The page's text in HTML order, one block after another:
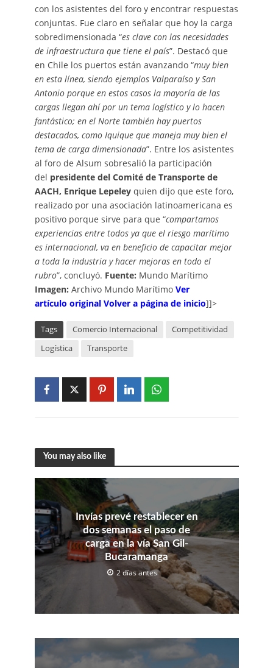
con los asistentes del foro y encontrar respuestas
conjuntas. Fue claro en señalar que hoy la carga
sobredimensionada “es clave con las necesidades
de infraestructura que tiene el país”. Destacó que
en Chile los puertos están avanzando “muy bien
en esta línea, siendo ejemplos Valparaíso y San
Antonio porque en estos casos la mayoría de las
cargas llegan ahí por un tema logístico y lo hacen
fantástico; en el Norte también hay puertos
destacados, como Iquique que maneja muy bien el
tema de carga dimensionada”. Entre los asistentes
al foro de Alsum sobresalió la participación
del presidente del Comité de Transporte de
AACH, Enrique Lepeleyquien dijo que este foro,
realizado por una asociación latinoamericana es
positivo porque sirve para que “compartamos
experiencias entre todos ya que el riesgo marítimo
es internacional, va en beneficio de capacitar mejor
a toda la industria y hacer mejoras en todo el
rubro”, concluyó. Fuente: Mundo Marítimo
Imagen: Archivo Mundo Marítimo Ver
artículo original Volver a página de inicio]]>
Tags Comercio Internacional
Competitividad
Logística
Transporte
You may also like
Invías prevé restablecer en
dos semanas el paso de
carga en la vía San Gil-
Bucaramanga
2 días antes